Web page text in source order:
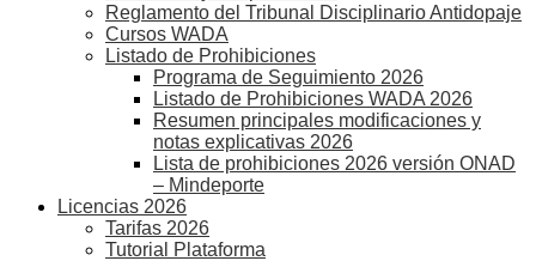
Reglamento del Tribunal Disciplinario Antidopaje
Cursos WADA
Listado de Prohibiciones
Programa de Seguimiento 2026
Listado de Prohibiciones WADA 2026
Resumen principales modificaciones y
notas explicativas 2026
Lista de prohibiciones 2026 versión ONAD
– Mindeporte
Licencias 2026
Tarifas 2026
Tutorial Plataforma